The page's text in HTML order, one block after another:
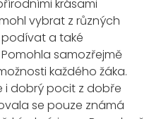
krásami
vybrat z různých
a také
samozřejmě
každého žáka.
i dobrý pocit z dobře
se pouze známá